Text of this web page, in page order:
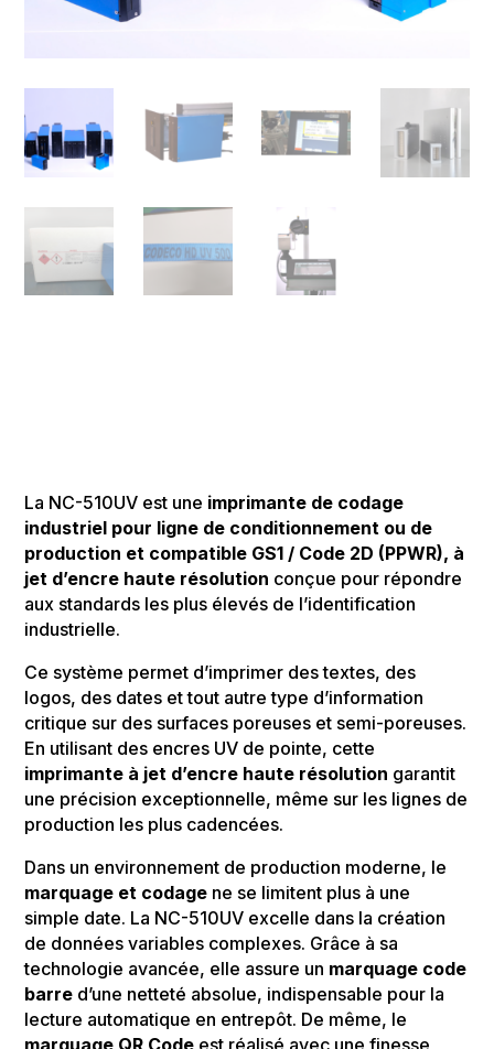
La NC-510UV est une imprimante de codage
industriel pour ligne de conditionnement ou de
production et compatible GS1 / Code 2D (PPWR), à
jet d’encre haute résolution conçue pour répondre
aux standards les plus élevés de l’identification
industrielle.
Ce système permet d’imprimer des textes, des
logos, des dates et tout autre type d’information
critique sur des surfaces poreuses et semi-poreuses.
En utilisant des encres UV de pointe, cette
imprimante à jet d’encre haute résolution garantit
une précision exceptionnelle, même sur les lignes de
production les plus cadencées.
Dans un environnement de production moderne, le
marquage et codage ne se limitent plus à une
simple date. La NC-510UV excelle dans la création
de données variables complexes. Grâce à sa
technologie avancée, elle assure un marquage code
barre d’une netteté absolue, indispensable pour la
lecture automatique en entrepôt. De même, le